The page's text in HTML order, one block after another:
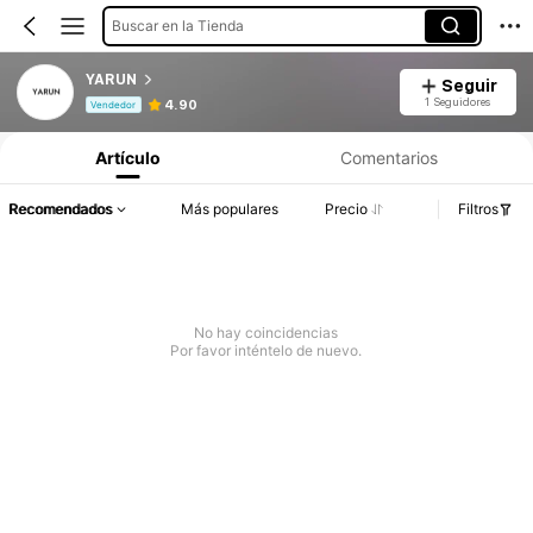
Buscar en la Tienda
YARUN
Vendedor 4.90
Seguir
1 Seguidores
Artículo Comentarios
Recomendados Más populares Precio Filtros
No hay coincidencias
Por favor inténtelo de nuevo.